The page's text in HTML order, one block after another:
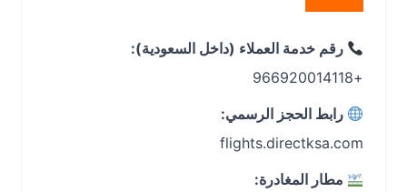
رقم خدمة العملاء (داخل السعودية):
رابط الحجز الرسمي:
flights.directksa.com
مطار المغادرة: